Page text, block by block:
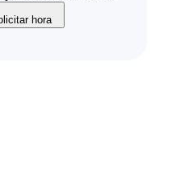
hora